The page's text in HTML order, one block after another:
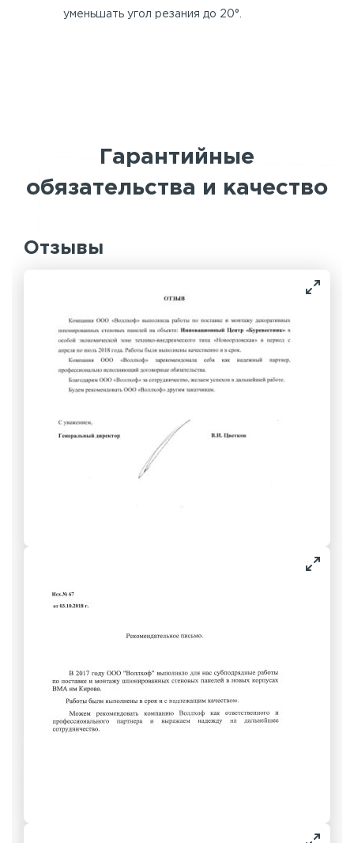
уменьшать угол резания до 20°.
Гарантийные
обязательства и качество
Отзывы